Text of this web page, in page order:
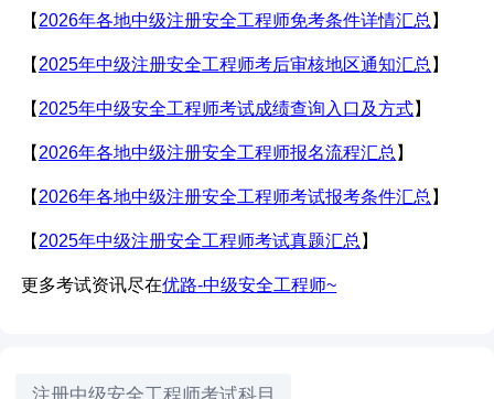
【 2026年各地中级注册安全工程师免考条件详情汇总 】
【 2025年中级注册安全工程师考后审核地区通知汇总 】
【 2025年中级安全工程师考试成绩查询入口及方式】
【 2026年各地中级注册安全工程师报名流程汇总 】
【 2026年各地中级注册安全工程师考试报考条件汇总 】
【 2025年中级注册安全工程师考试真题汇总 】
更多考试资讯尽在优路-中级安全工程师~